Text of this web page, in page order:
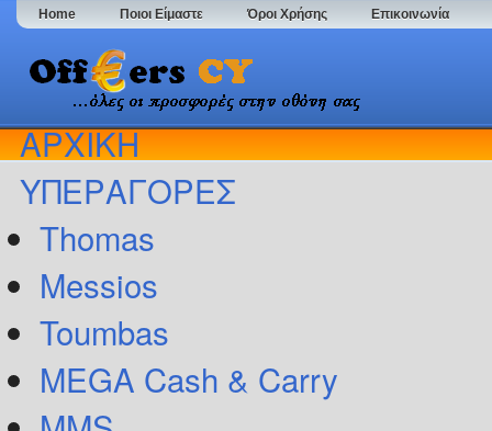
Home Ποιοι Είμαστε Όροι Χρήσης Επικοινωνία
ΑΡΧΙΚΗ
ΥΠΕΡΑΓΟΡΕΣ
Thomas
Messios
Toumbas
MEGA Cash & Carry